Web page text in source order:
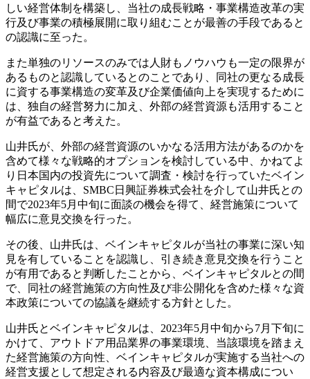
しい経営体制を構築し、当社の成長戦略・事業構造改革の実
行及び事業の積極展開に取り組むことが最善の手段であると
の認識に至った。
また単独のリソースのみでは人財もノウハウも一定の限界が
あるものと認識しているとのことであり、同社の更なる成長
に資する事業構造の変革及び企業価値向上を実現するために
は、独自の経営努力に加え、外部の経営資源も活用すること
が有益であると考えた。
山井氏が、外部の経営資源のいかなる活用方法があるのかを
含めて様々な戦略的オプションを検討している中、かねてよ
り日本国内の投資先について調査・検討を行っていたベイン
キャピタルは、SMBC日興証券株式会社を介して山井氏との
間で2023年5月中旬に面談の機会を得て、経営施策について
幅広に意見交換を行った。
その後、山井氏は、ベインキャピタルが当社の事業に深い知
見を有していることを認識し、引き続き意見交換を行うこと
が有用であると判断したことから、ベインキャピタルとの間
で、同社の経営施策の方向性及び非公開化を含めた様々な資
本政策についての協議を継続する方針とした。
山井氏とベインキャピタルは、2023年5月中旬から7月下旬に
かけて、アウトドア用品業界の事業環境、当該環境を踏まえ
た経営施策の方向性、ベインキャピタルが実施する当社への
経営支援として想定される内容及び最適な資本構成につい